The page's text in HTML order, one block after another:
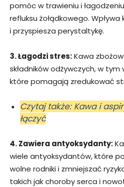
pomóc w trawieniu i
refluksu żołądkowego.
i przyspiesza perystaltykę.
3. Łagodzi stres:Kawa
składników odżywczych, w tym
które pomagają zredukować
Czytaj także: Kawa i
łączyć
4. Zawiera antyoksydanty:
wiele antyoksydantów, które
wolne rodniki i zmniejszać
takich jak choroby serca i